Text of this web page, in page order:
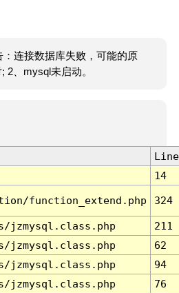
：连接数据库失败，可能的原
2、mysql未启动。
Line
14
function_extend.php 324
jzmysql.class.php
211
jzmysql.class.php
62
jzmysql.class.php
94
jzmysql.class.php 76